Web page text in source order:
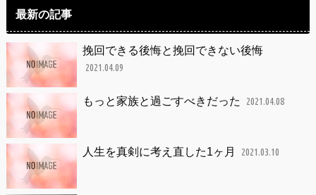
最新の記事
挽回できる後悔と挽回できない後悔
2021.04.09
もっと家族と過ごすべきだった 2021.04.08
人生を真剣に考え直した1ヶ月 2021.03.10